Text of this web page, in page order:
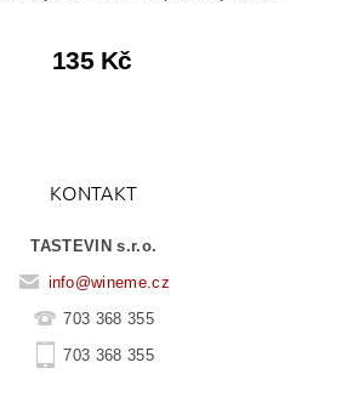
135 Kč
KONTAKT
TASTEVIN s.r.o.
info@wineme.cz
703 368 355
703 368 355